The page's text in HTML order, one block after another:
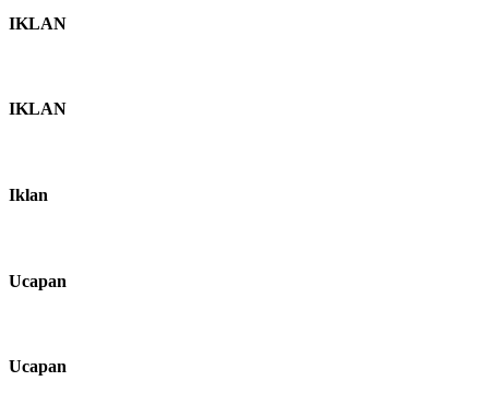
IKLAN
IKLAN
Iklan
Ucapan
Ucapan